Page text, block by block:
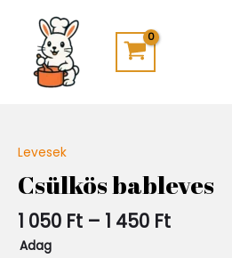
content
Levesek
Csülkös bableves
1 050 Ft – 1 450 Ft
050 Ft
-
1
Adag